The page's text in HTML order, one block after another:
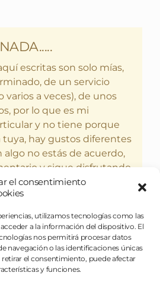
el consentimiento
utilizamos tecnologías como las
a la información del dispositivo. El
nos permitirá procesar datos
navegación o las identificaciones únicas
el consentimiento, puede afectar
y funciones.
escritas son solo mías,
de un servicio
a veces), de unos
por lo que es mi
y no tiene porque
tuya, hay gustos diferentes
algo no estás de acuerdo,
y sigue disfrutando
glotoneo.